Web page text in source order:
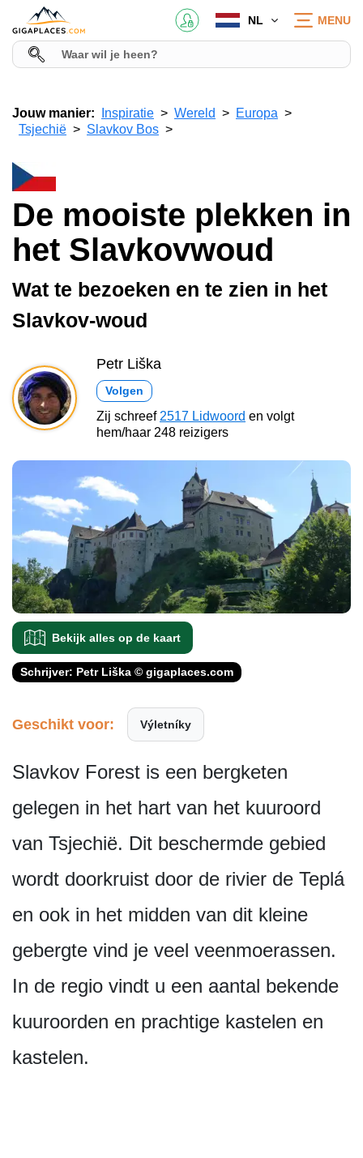
NL MENU
Jouw manier: Inspiratie Wereld
Europa
Tsjechië
Slavkov Bos
De mooiste plekken in
het Slavkovwoud
Wat te bezoeken en te zien in het
Slavkov-woud
Petr Liška
Volgen
Zij schreef 2517 Lidwoord en volgt
hem/haar 248 reizigers
Bekijk alles op de kaart
Schrijver: Petr Liška © gigaplaces.com
Geschikt voor: Výletníky
Slavkov Forest is een bergketen
gelegen in het hart van het kuuroord
van Tsjechië. Dit beschermde gebied
wordt doorkruist door de rivier de Teplá
en ook in het midden van dit kleine
gebergte vind je veel veenmoerassen.
In de regio vindt u een aantal bekende
kuuroorden en prachtige kastelen en
kastelen.